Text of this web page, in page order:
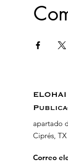
apartado
Ciprés,
Correo